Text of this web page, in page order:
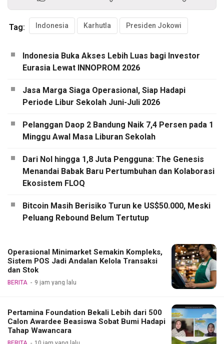
Tag: Indonesia Karhutla Presiden Jokowi
Indonesia Buka Akses Lebih Luas bagi Investor
Eurasia Lewat INNOPROM 2026
Jasa Marga Siaga Operasional, Siap Hadapi
Periode Libur Sekolah Juni-Juli 2026
Pelanggan Daop 2 Bandung Naik 7,4 Persen pada 1
Minggu Awal Masa Liburan Sekolah
Dari Nol hingga 1,8 Juta Pengguna: The Genesis
Menandai Babak Baru Pertumbuhan dan Kolaborasi
Ekosistem FLOQ
Bitcoin Masih Berisiko Turun ke US$50.000, Meski
Peluang Rebound Belum Tertutup
Operasional Minimarket Semakin Kompleks,
Sistem POS Jadi Andalan Kelola Transaksi
dan Stok
BERITA 9 jam yang lalu
Pertamina Foundation Bekali Lebih dari 500
Calon Awardee Beasiswa Sobat Bumi Hadapi
Tahap Wawancara